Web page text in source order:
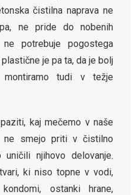
čistilna naprava ne
ne pride do nobenih
potrebuje pogostega
je pa ta, da je bolj
tudi v težje
kaj mečemo v naše
ne smejo priti v čistilno
njihovo delovanje.
ki niso topne v vodi,
ostanki hrane,